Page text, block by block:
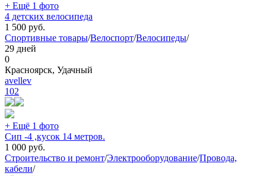
+ Ещё 1 фото
4 детских велосипеда
1 500 руб.
Спортивные товары/Велоспорт/Велосипеды/
29 дней
0
Красноярск, Удачный
avellev
102
+ Ещё 1 фото
Сип -4 ,кусок 14 метров.
1 000 руб.
Строительство и ремонт/Электрооборудование/Провода,
кабели/